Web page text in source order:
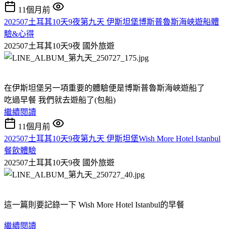
11個月前
202507土耳其10天9夜第九天 伊斯坦堡博斯普魯斯海峽遊船體
驗&心得
202507土耳其10天9夜 國外旅遊
在伊斯坦堡另一項重要的體驗便是博斯普魯斯海峽遊船了
吃過早餐 我們就去遊船了(包船)
繼續閱讀
11個月前
202507土耳其10天9夜第九天 伊斯坦堡Wish More Hotel Istanbul
餐飲體驗
202507土耳其10天9夜 國外旅遊
這一篇則要記錄一下 Wish More Hotel Istanbul的早餐
繼續閱讀